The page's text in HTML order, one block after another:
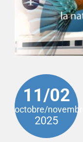
11/02
octobre/novembre
2025